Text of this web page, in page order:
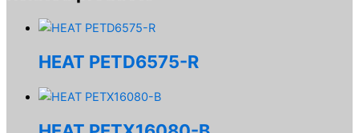
HEAT PETD6575-R